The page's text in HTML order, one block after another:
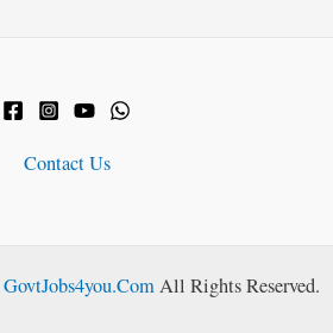
Contact Us
GovtJobs4you.ComAll Rights Reserved.